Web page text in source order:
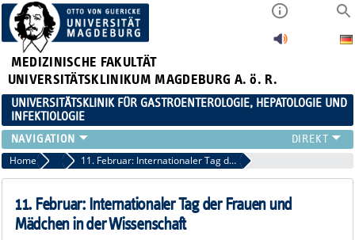
MEDIZINISCHE FAKULTÄT
UNIVERSITÄTSKLINIKUM MAGDEBURG A. ö. R.
UNIVERSITÄTSKLINIK FÜR GASTROENTEROLOGIE, HEPATOLOGIE UND
INFEKTIOLOGIE
TEAM
KLINIK
ZUWEISER
PATIENTEN
Home Veranstaltungen / News 11. Februar: Internationaler Tag der Frauen und Mädchen in der Wissenschaft
11. Februar: Internationaler Tag der Frauen und
Mädchen in der Wissenschaft